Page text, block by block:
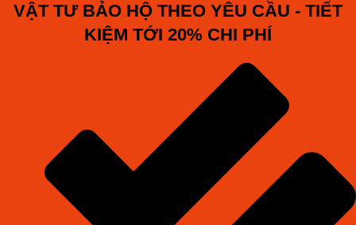
VẬT TƯ BẢO HỘ THEO YÊU CẦU - TIẾT
KIỆM TỚI 20% CHI PHÍ